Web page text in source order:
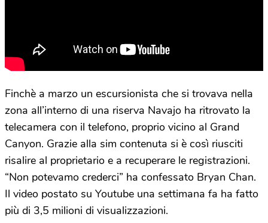
Finchè a marzo un escursionista che si trovava nella
zona all’interno di una riserva Navajo ha ritrovato la
telecamera con il telefono, proprio vicino al Grand
Canyon. Grazie alla sim contenuta si è così riusciti
risalire al proprietario e a recuperare le registrazioni.
“Non potevamo crederci” ha confessato Bryan Chan.
Il video postato su Youtube una settimana fa ha fatto
più di 3,5 milioni di visualizzazioni.